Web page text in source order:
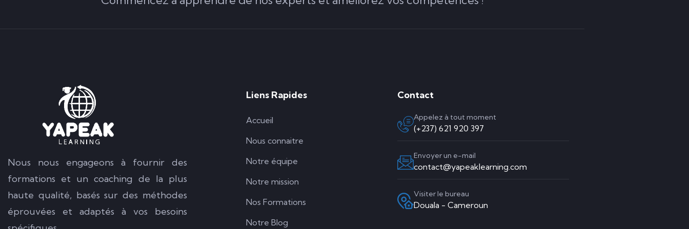
Nous nous engageons à fournir des
formations et un coaching de la plus
haute qualité, basés sur des méthodes
éprouvées et adaptés à vos besoins
Liens Rapides
Accueil
Nous connaitre
Notre équipe
Notre mission
Nos Formations
Notre Blog
Contact
Appelez à tout moment
(+237) 621 920 397
Envoyer un e-mail
contact@yapeaklearning.com
Visiter le bureau
Douala - Cameroun